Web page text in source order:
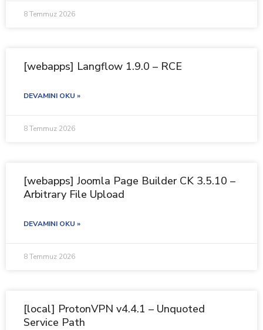
8 Temmuz 2026
[webapps] Langflow 1.9.0 – RCE
DEVAMINI OKU »
8 Temmuz 2026
[webapps] Joomla Page Builder CK 3.5.10 –
Arbitrary File Upload
DEVAMINI OKU »
8 Temmuz 2026
[local] ProtonVPN v4.4.1 – Unquoted
Service Path